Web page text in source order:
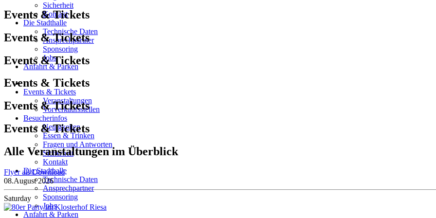
Sicherheit
Kontakt
Die Stadthalle
Technische Daten
Ansprechpartner
Sponsoring
Jobs
Anfahrt & Parken
Events & Tickets
Veranstaltungen
Vorverkaufsstellen
Besucherinfos
Neuigkeiten
Essen & Trinken
Fragen und Antworten
Sicherheit
Kontakt
Die Stadthalle
Technische Daten
Ansprechpartner
Sponsoring
Jobs
Anfahrt & Parken
Events & Tickets
Events & Tickets
Events & Tickets
Events & Tickets
Events & Tickets
Events & Tickets
Alle Veranstaltungen im Überblick
Flyer als Download
08.August 2026
Saturday